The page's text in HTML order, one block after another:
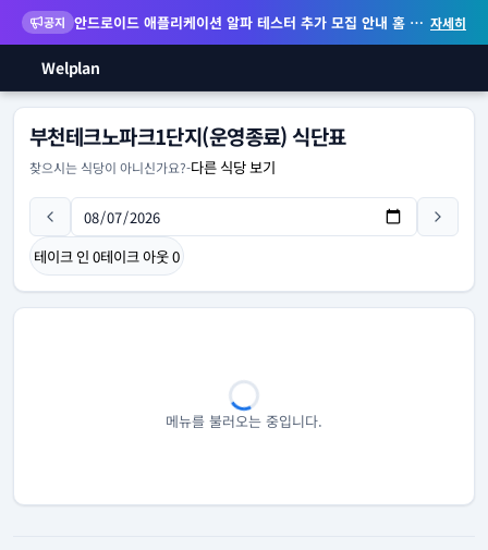
공지 안드로이드 애플리케이션 알파 테스터 추가 모집 안내 홈 화면 위젯 등 지원 자세히
Welplan
부천테크노파크1단지(운영종료) 식단표
찾으시는 식당이 아니신가요?-다른 식당 보기
테이크 인 0테이크 아웃0
메뉴를 불러오는 중입니다.